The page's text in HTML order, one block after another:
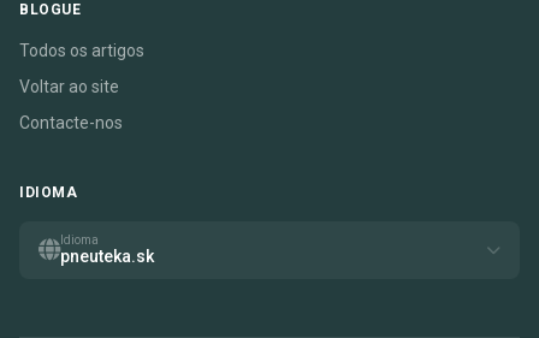
BLOGUE
Todos os artigos
Voltar ao site
Contacte-nos
IDIOMA
Idioma
pneuteka.sk